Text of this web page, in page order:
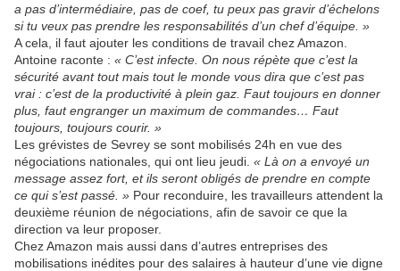
a pas d’intermédiaire, pas de coef, tu peux pas gravir d’échelons
si tu veux pas prendre les responsabilités d’un chef d’équipe. »
A cela, il faut ajouter les conditions de travail chez Amazon.
Antoine raconte : « C’est infecte. On nous répète que c’est la
sécurité avant tout mais tout le monde vous dira que c’est pas
vrai : c’est de la productivité à plein gaz. Faut toujours en donner
plus, faut engranger un maximum de commandes… Faut
toujours, toujours courir. »
Les grévistes de Sevrey se sont mobilisés 24h en vue des
négociations nationales, qui ont lieu jeudi. « Là on a envoyé un
message assez fort, et ils seront obligés de prendre en compte
ce qui s’est passé. » Pour reconduire, les travailleurs attendent la
deuxième réunion de négociations, afin de savoir ce que la
direction va leur proposer.
Chez Amazon mais aussi dans d’autres entreprises des
mobilisations inédites pour des salaires à hauteur d’une vie digne